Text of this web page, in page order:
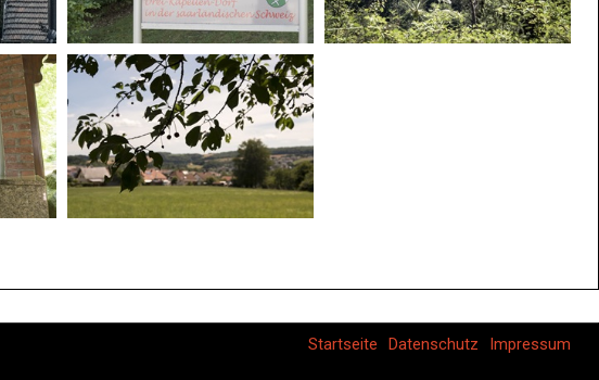
Startseite Datenschutz Impressum